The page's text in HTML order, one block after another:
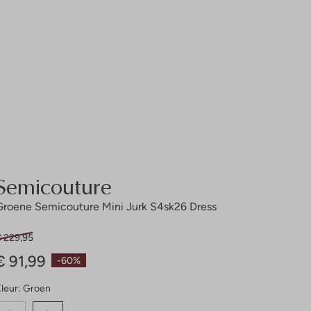
Semicouture Mini Jurk S4sk26 Dress
-60%
229,95
91,99
Groen